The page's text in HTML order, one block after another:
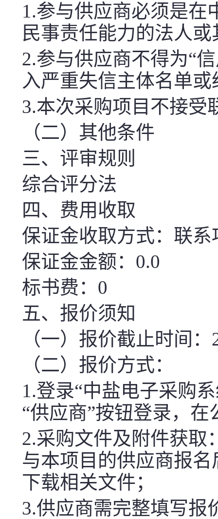
1.参与供应商必须是在
民事责任能力的法人
2.参与供应商不得为“
入严重失信主体名单
3.本次采购项目不接受
（二）其他条件
三、评审规则
综合评分法
四、费用收取
保证金收取方式：联系
保证金金额：0.0
标书费：0
五、报价须知
（一）报价截止时间：
（二）报价方式：
1.登录“中盐电子采购
“供应商”按钮登录，
2.采购文件及附件获取
与本项目的供应商报
下载相关文件；
3.供应商需完整填写报